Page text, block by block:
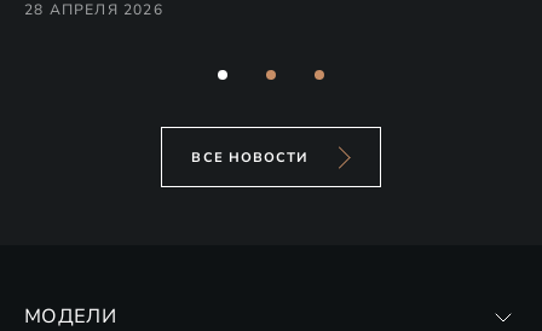
28 АПРЕЛЯ 2026
ВСЕ НОВОСТИ
МОДЕЛИ